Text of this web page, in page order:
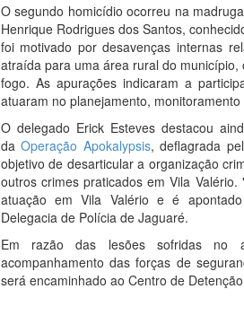
O segundo homicídio ocorreu na
Henrique Rodrigues dos Santos,
foi motivado por desavenças internas
atraída para uma área rural do
fogo. As apurações indicaram a
atuaram no planejamento,
O delegado Erick Esteves destacou
daOperação Apokalypsis, deflagrada
objetivo de desarticular a organização
outros crimes praticados em Vila
atuação em Vila Valério e é
Delegacia de Polícia de Jaguaré.
Em razão das lesões sofridas no
acompanhamento das forças de
será encaminhado ao Centro de